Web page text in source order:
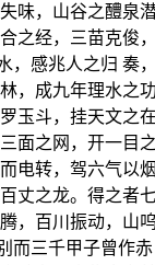
味，山谷之醴泉
之经，三苗克俊
感兆人之归 奏
，成九年理水之
玉斗，挂天文之
面之网，开一目
电转，驾六气以
丈之龙。得之者
，百川振动，山
三千甲子曾作